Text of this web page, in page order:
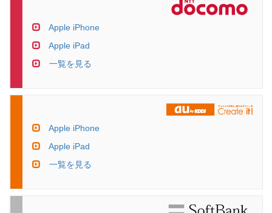
Apple iPhone
Apple iPad
一覧を見る
Apple iPhone
Apple iPad
一覧を見る